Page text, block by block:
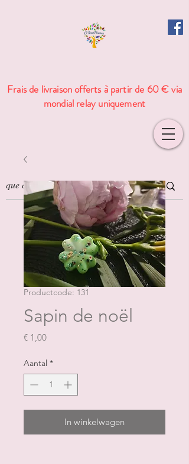
Frais de livraison offerts à partir de 60 € via
mondial relay uniquement
Productcode: 131
Sapin de noël
€ 1,00Prijs
Aantal *
In winkelwagen